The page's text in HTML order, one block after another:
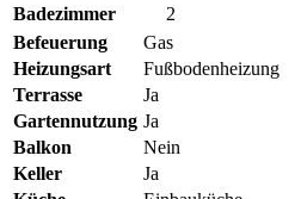
Badezimmer
2
Befeuerung
Gas
Heizungsart
Fußbodenheizung
Terrasse
Ja
Gartennutzung Ja
Balkon
Nein
Keller
Ja